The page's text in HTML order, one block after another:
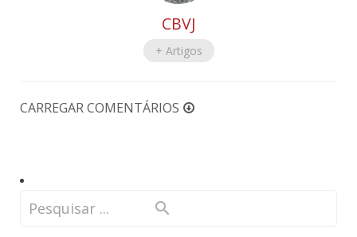
CBVJ
+ Artigos
CARREGAR COMENTÁRIOS